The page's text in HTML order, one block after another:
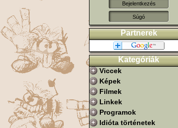
Súgó
Partnerek
Kategóriák
Viccek
Képek
Filmek
Linkek
Programok
Idióta történetek